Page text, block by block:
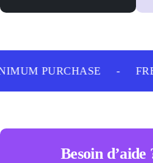
PURCHASE -
Besoin d’aide